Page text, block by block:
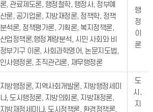
론, 관료제도론, 행정철학, 행정사, 정부예
산론, 공기업론, 지방재정론, 정책학, 정책
분석론, 정책평가론, 기획론, 복지정책론,
산업정책론,행정계량분석, 시민 사회와 비
정부기구 이론, 사회과학영어, 논문지도법,
인사행정론, 조직관리론, 재무행정론
행
정
이
론
지방행정론, 지역사회개발론, 지방행정세미
나, 도시행정론, 지방의회론, 지방재정론,
지방재정세미나, 도시정책론, 환경정책론,
도
시․
지